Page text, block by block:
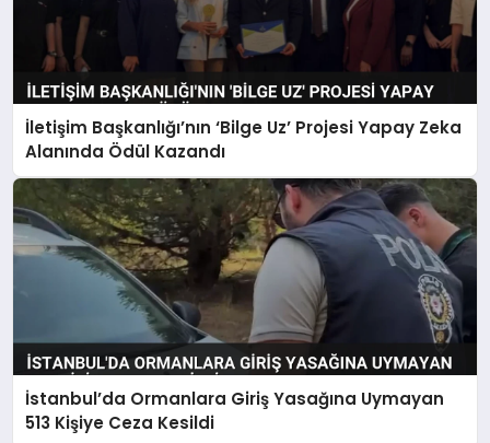
İletişim Başkanlığı’nın ‘Bilge Uz’ Projesi Yapay Zeka
Alanında Ödül Kazandı
İstanbul’da Ormanlara Giriş Yasağına Uymayan
513 Kişiye Ceza Kesildi